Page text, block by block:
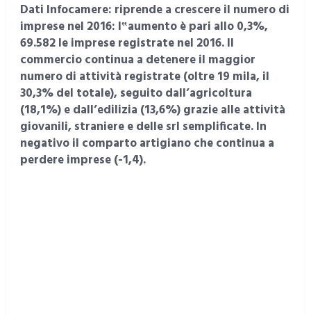
Dati Infocamere: riprende a crescere il numero di
imprese nel 2016: l‟aumento è pari allo 0,3%,
69.582 le imprese registrate nel 2016. Il
commercio continua a detenere il maggior
numero di attività registrate (oltre 19 mila, il
30,3% del totale), seguito dall’agricoltura
(18,1%) e dall’edilizia (13,6%) grazie alle attività
giovanili, straniere e delle srl semplificate. In
negativo il comparto artigiano che continua a
perdere imprese (-1,4).